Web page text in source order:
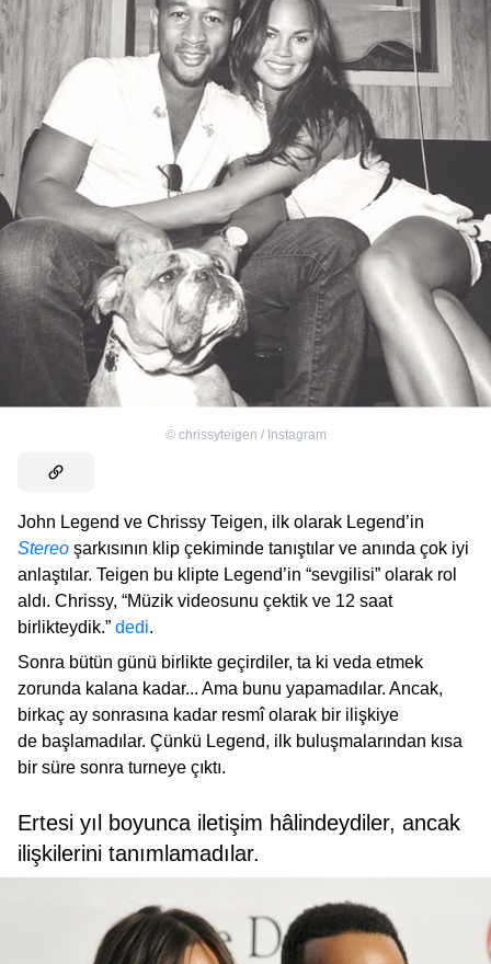
© chrissyteigen / Instagram
John Legend ve Chrissy Teigen, ilk olarak Legend’in
Stereo şarkısının klip çekiminde tanıştılar ve anında çok iyi
anlaştılar. Teigen bu klipte Legend’in “sevgilisi” olarak rol
aldı. Chrissy, “Müzik videosunu çektik ve 12 saat
birlikteydik.” dedi.
Sonra bütün günü birlikte geçirdiler, ta ki veda etmek
zorunda kalana kadar... Ama bunu yapamadılar. Ancak,
birkaç ay sonrasına kadar resmî olarak bir ilişkiye
de başlamadılar. Çünkü Legend, ilk buluşmalarından kısa
bir süre sonra turneye çıktı.
Ertesi yıl boyunca iletişim hâlindeydiler, ancak
ilişkilerini tanımlamadılar.